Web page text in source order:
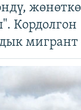
Кордолгон
мигрант